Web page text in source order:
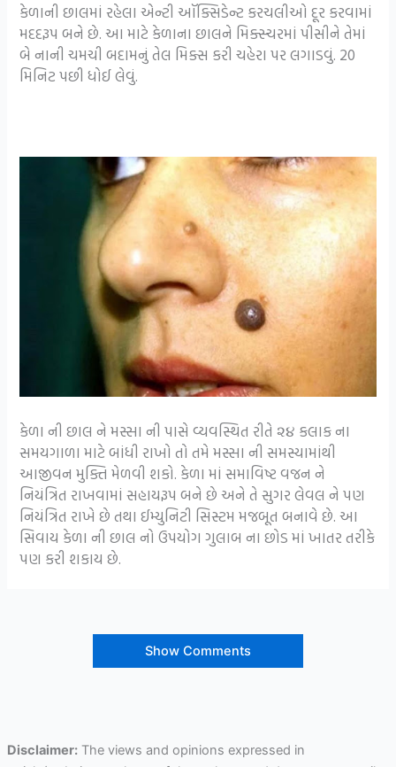
કેળાની છાલમાં રહેલા એન્ટી ઑક્સિડેન્ટ કરચલીઓ દૂર કરવામાં
મદદરૂપ બને છે. આ માટે કેળાના છાલને મિક્સ્ચરમાં પીસીને તેમાં
બે નાની ચમચી બદામનું તેલ મિક્સ કરી ચહેરા પર લગાડવું. 20
મિનિટ પછી ધોઈ લેવું.
કેળા ની છાલ ને મસ્સા ની પાસે વ્યવસ્થિત રીતે ૨૪ કલાક ના
સમયગાળા માટે બાંધી રાખો તો તમે મસ્સા ની સમસ્યામાંથી
આજીવન મુક્તિ મેળવી શકો. કેળા માં સમાવિષ્ટ વજન ને
નિયંત્રિત રાખવામાં સહાયરૂપ બને છે અને તે સુગર લેવલ ને પણ
નિયંત્રિત રાખે છે તથા ઈમ્યુનિટી સિસ્ટમ મજબૂત બનાવે છે. આ
સિવાય કેળા ની છાલ નો ઉપયોગ ગુલાબ ના છોડ માં ખાતર તરીકે
પણ કરી શકાય છે.
Show Comments
Disclaimer:The views and opinions expressed in